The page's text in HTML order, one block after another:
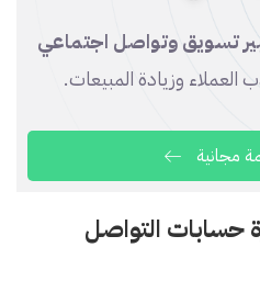
تسويق وتواصل اجتماعي
وزيادة المبيعات.
مجانية
حسابات التواصل